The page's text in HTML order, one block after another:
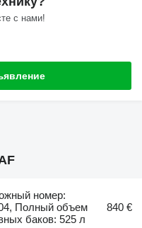
с нами!
номер:
Полный объем
баков: 525 л
840 €